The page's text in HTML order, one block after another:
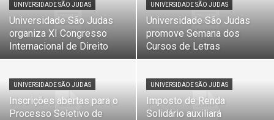
UNIVERSIDADE SÃO JUDAS
Universidade São Judas
organiza XI Congresso
Internacional de Direito
UNIVERSIDADE SÃO JUDAS
Universidade São Judas
promove Semana dos
Cursos de Letras
UNIVERSIDADE SÃO JUDAS
Inscrições abertas para o
Processo Seletivo de
UNIVERSIDADE SÃO JUDAS
Imposto de Renda
Solidário auxiliará